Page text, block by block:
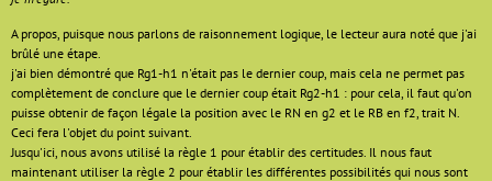
A propos, puisque nous parlons de raisonnement logique, le lecteur aura noté que j'ai
brûlé une étape.
j'ai bien démontré que Rg1-h1 n'était pas le dernier coup, mais cela ne permet pas
complètement de conclure que le dernier coup était Rg2-h1 : pour cela, il faut qu'on
puisse obtenir de façon légale la position avec le RN en g2 et le RB en f2, trait N.
Ceci fera l'objet du point suivant.
Jusqu'ici, nous avons utilisé la règle 1 pour établir des certitudes. Il nous faut
maintenant utiliser la règle 2 pour établir les différentes possibilités qui nous sont